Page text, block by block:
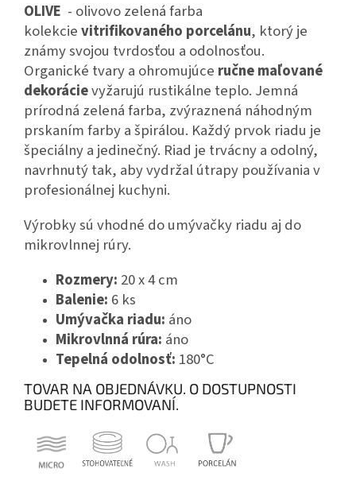
OLIVE - olivovo zelená farba
kolekcievitrifikovaného porcelánu, ktorý je
známy svojou tvrdosťou a odolnosťou.
Organické tvary a ohromujúce ručne maľované
dekorácievyžarujú rustikálne teplo. Jemná
prírodná zelená farba, zvýraznená náhodným
prskaním farby a špirálou. Každý prvok riadu je
špeciálny a jedinečný. Riad je trvácny a odolný,
navrhnutý tak, aby vydržal útrapy používania v
profesionálnej kuchyni.
Výrobky sú vhodné do umývačky riadu aj do
mikrovlnnej rúry.
Rozmery: 20 x 4 cm
Balenie: 6 ks
Umývačka riadu: áno
Mikrovlnná rúra: áno
Tepelná odolnosť: 180°C
TOVAR NA OBJEDNÁVKU. O DOSTUPNOSTI
BUDETE INFORMOVANÍ.